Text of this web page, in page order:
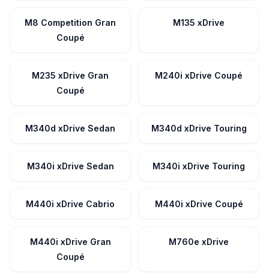
M8 Competition Gran
Coupé
M135 xDrive
M235 xDrive Gran
Coupé
M240i xDrive Coupé
M340d xDrive Sedan M340d xDrive Touring
M340i xDrive Sedan M340i xDrive Touring
M440i xDrive Cabrio M440i xDrive Coupé
M440i xDrive Gran
Coupé
M760e xDrive